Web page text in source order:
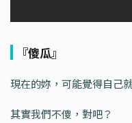
『傻瓜』
現在的妳，可能覺得自己
其實我們不傻，對吧？